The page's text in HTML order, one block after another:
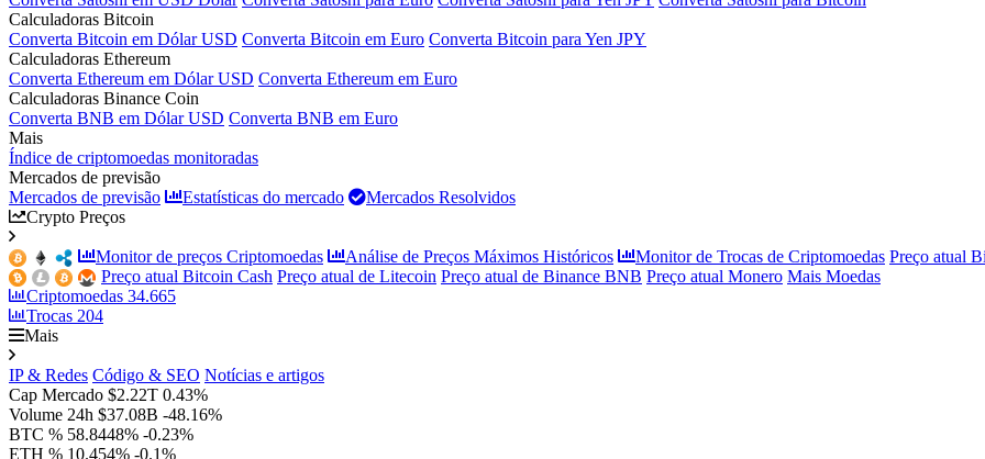
Calculadoras Bitcoin
Converta Bitcoin em Dólar USD Converta Bitcoin em Euro Converta Bitcoin para Yen JPY
Calculadoras Ethereum
Converta Ethereum em Dólar USD Converta Ethereum em Euro
Calculadoras Binance Coin
Converta BNB em Dólar USD Converta BNB em Euro
Mais
Índice de criptomoedas monitoradas
Mercados de previsão
Mercados de previsão
Estatísticas do mercado
Mercados Resolvidos
Crypto Preços
Monitor de preços Criptomoedas Análise de Preços Máximos Históricos Monitor de Trocas de Criptomoedas Preço atual
Preço atual Bitcoin Cash Preço atual de Litecoin Preço atual de Binance BNB Preço atual Monero Mais Moedas
Criptomoedas 34.665
Trocas 204
Mais
IP & Redes Código & SEO Notícias e artigos
Cap Mercado $2.22T 0.43%
Volume 24h $37.08B -48.16%
BTC % 58.8448% -0.23%
ETH % 10.454% -0.1%